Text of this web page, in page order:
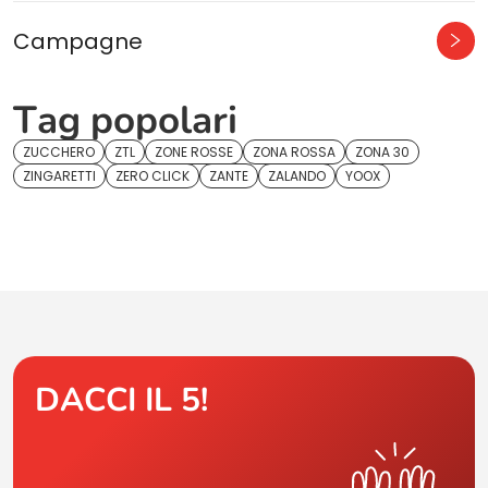
Campagne
Tag popolari
ZUCCHERO ZTL ZONE ROSSE ZONA ROSSA
ZONA 30
ZINGARETTI
ZERO CLICK ZANTE ZALANDO YOOX
DACCI IL 5!